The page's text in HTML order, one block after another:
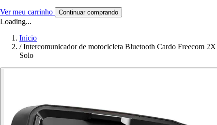
Ver meu carrinho Continuar comprando
Loading...
Início
/ Intercomunicador de motocicleta Bluetooth Cardo Freecom 2X
Solo